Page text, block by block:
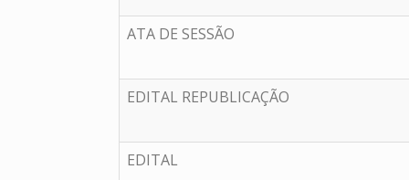
ATA DE SESSÃO
EDITAL REPUBLICAÇÃO
EDITAL